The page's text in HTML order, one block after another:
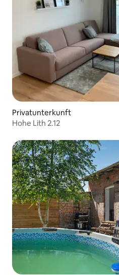
Privatunterkunft
Hohe Lith 2.12